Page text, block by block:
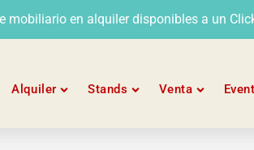
mobiliario en alquiler disponibles a un
Alquiler Stands Venta